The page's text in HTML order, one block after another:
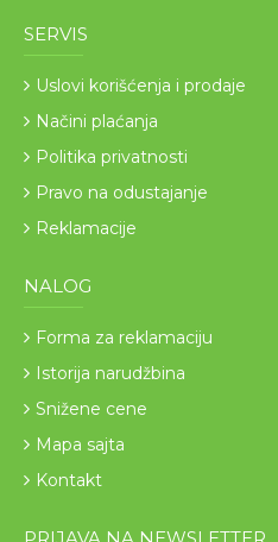
SERVIS
Uslovi korišćenja i prodaje
Načini plaćanja
Politika privatnosti
Pravo na odustajanje
Reklamacije
NALOG
Forma za reklamaciju
Istorija narudžbina
Snižene cene
Mapa sajta
Kontakt
PRIJAVA NA NEWSLETTER